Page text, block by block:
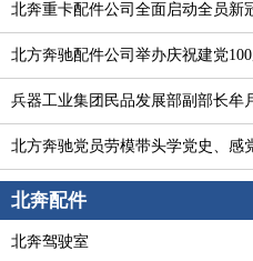
北奔重卡配件公司全面启动全员新
北方奔驰配件公司举办庆祝建党
健步行活动
兵器工业集团民品发展部副部长牟
北方奔驰党员劳模带头学党史、感
北奔配件
北奔驾驶室